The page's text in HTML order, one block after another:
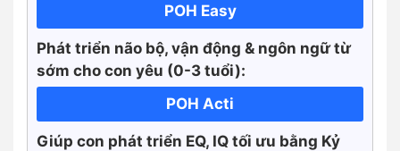
POH Easy
Phát triển não bộ, vận động & ngôn ngữ từ
sớm cho con yêu (0-3 tuổi):
POH Acti
Giúp con phát triển EQ, IQ tối ưu bằng Kỷ